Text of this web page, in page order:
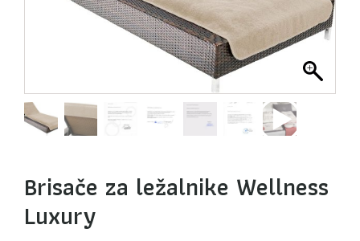
Brisače za ležalnike Wellness
Luxury